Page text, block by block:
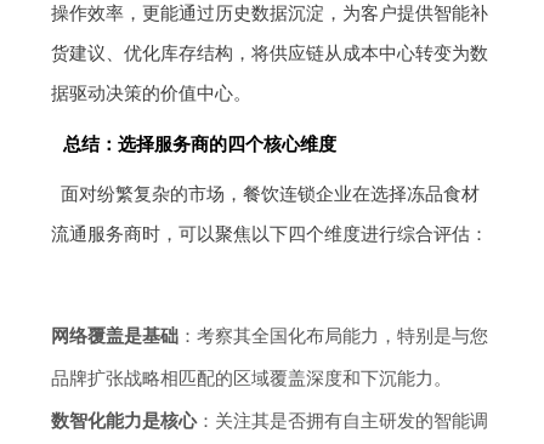
操作效率，更能通过历史数据沉淀，为客户提供智能补
货建议、优化库存结构，将供应链从成本中心转变为数
据驱动决策的价值中心。
总结：选择服务商的四个核心维度
面对纷繁复杂的市场，餐饮连锁企业在选择冻品食材
流通服务商时，可以聚焦以下四个维度进行综合评估：
网络覆盖是基础 ：考察其全国化布局能力，特别是与您
品牌扩张战略相匹配的区域覆盖深度和下沉能力。
数智化能力是核心：关注其是否拥有自主研发的智能调